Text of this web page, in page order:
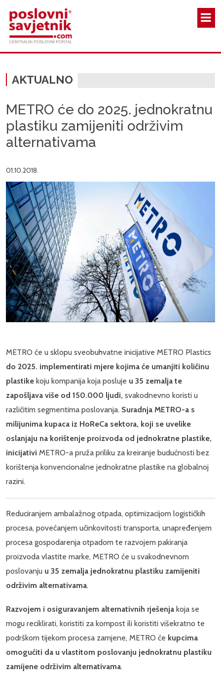
AKTUALNO
METRO će do 2025. jednokratnu
plastiku zamijeniti održivim
alternativama
01.10.2018.
METRO će u sklopu sveobuhvatne inicijative METRO Plastics
do 2025. implementirati mjere kojima će umanjiti količinu
plastike koju kompanija koja posluje u 35 zemalja te
zapošljava više od 150.000 ljudi, svakodnevno koristi u
različitim segmentima poslovanja. Suradnja METRO-a s
milijunima kupaca iz HoReCa sektora, koji se uvelike
oslanjaju na korištenje proizvoda od jednokratne plastike,
inicijativi METRO-a pruža priliku za kreiranje budućnosti bez
korištenja konvencionalne jednokratne plastike na globalnoj
razini.
Reduciranjem ambalažnog otpada, optimizacijom logističkih
procesa, povećanjem učinkovitosti transporta, unapređenjem
procesa gospodarenja otpadom te razvojem pakiranja
proizvoda vlastite marke, METRO će u svakodnevnom
poslovanju u 35 zemalja jednokratnu plastiku zamijeniti
održivim alternativama.
Razvojem i osiguravanjem alternativnih rješenja koja se
mogu reciklirati, koristiti za kompost ili koristiti višekratno te
podrškom tijekom procesa zamjene, METRO će kupcima
omogućiti da u vlastitom poslovanju jednokratnu plastiku
zamijene održivim alternativama.